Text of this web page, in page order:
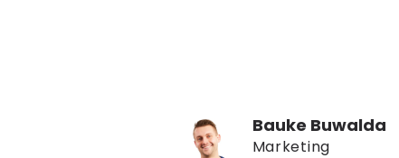
Bauke Buwalda
Marketing